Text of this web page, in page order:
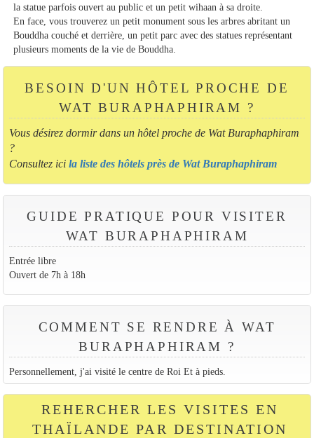
la statue parfois ouvert au public et un petit wihaan à sa droite.
En face, vous trouverez un petit monument sous les arbres abritant un
Bouddha couché et derrière, un petit parc avec des statues représentant
plusieurs moments de la vie de Bouddha.
BESOIN D'UN HÔTEL PROCHE DE
WAT BURAPHAPHIRAM ?
Vous désirez dormir dans un hôtel proche de Wat Buraphaphiram
?
Consultez ici la liste des hôtels près de Wat Buraphaphiram
GUIDE PRATIQUE POUR VISITER
WAT BURAPHAPHIRAM
Entrée libre
Ouvert de 7h à 18h
COMMENT SE RENDRE À WAT
BURAPHAPHIRAM ?
Personnellement, j'ai visité le centre de Roi Et à pieds.
REHERCHER LES VISITES EN
THAÏLANDE PAR DESTINATION